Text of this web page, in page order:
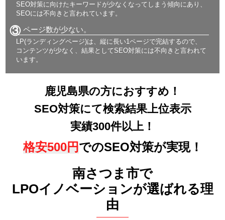
SEO対策に向けたキーワードが少なくなってしまう傾向にあり、
SEOには不向きと言われています。
③ ページ数が少ない。
LP(ランディングページ)は、縦に長い1ページで完結するので、
コンテンツが少なく、結果としてSEO対策には不向きと言われて
います。
鹿児島県の方におすすめ！
SEO対策にて検索結果上位表示
実績300件以上！
格安500円でのSEO対策が実現！
南さつま市で
LPOイノベーションが選ばれる理
由